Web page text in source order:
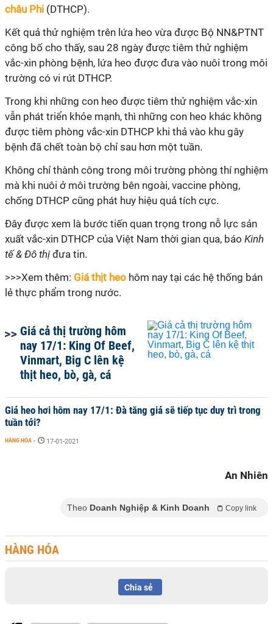
châu Phi (DTHCP).
Kết quả thử nghiệm trên lứa heo vừa được Bộ NN&PTNT
công bố cho thấy, sau 28 ngày được tiêm thử nghiệm
vắc-xin phòng bệnh, lứa heo được đưa vào nuôi trong môi
trường có vi rút DTHCP.
Trong khi những con heo được tiêm thử nghiệm vắc-xin
vẫn phát triển khỏe mạnh, thì những con heo khác không
được tiêm phòng vắc-xin DTHCP khi thả vào khu gây
bệnh đã chết toàn bộ chỉ sau hơn một tuần.
Không chỉ thành công trong môi trường phòng thí nghiệm
mà khi nuôi ở môi trường bên ngoài, vaccine phòng,
chống DTHCP cũng phát huy hiệu quả tích cực.
Đây được xem là bước tiến quan trọng trong nỗ lực sản
xuất vắc-xin DTHCP của Việt Nam thời gian qua, báo Kinh
tế & Đô thị đưa tin.
>>>Xem thêm: Giá thịt heo hôm nay tại các hệ thống bán
lẻ thực phẩm trong nước.
Giá cả thị trường hôm
nay 17/1: King Of Beef,
Vinmart, Big C lên kệ
thịt heo, bò, gà, cá
Giá heo hơi hôm nay 17/1: Đà tăng giá sẽ tiếp tục duy trì trong
tuần tới?
HÀNG HÓA - 17-01-2021
An Nhiên
Theo Doanh Nghiệp & Kinh Doanh Copy link
HÀNG HÓA
Chia sẻ